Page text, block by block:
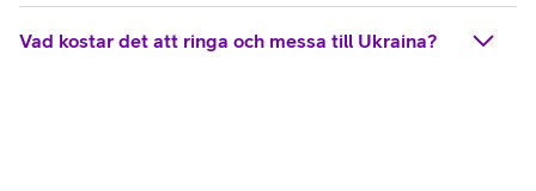
Vad kostar det att ringa och messa till Ukraina?